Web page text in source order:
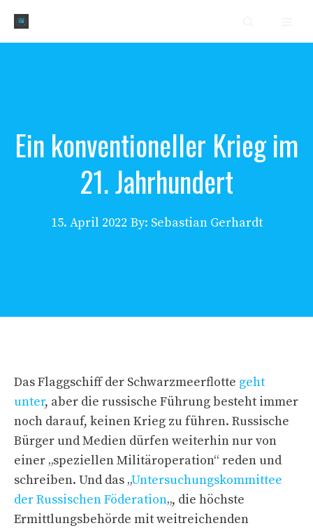
Inhalt
springen
Ein konventioneller Krieg im
21. Jahrhundert
15. April 2022 By: Sebastian Gerhardt
Das Flaggschiff der Schwarzmeerflotte geht
unter, aber die russische Führung besteht immer
noch darauf, keinen Krieg zu führen. Russische
Bürger und Medien dürfen weiterhin nur von
einer „speziellen Militäroperation“ reden und
schreiben. Und das „Untersuchungskommittee
der Russischen Föderation„, die höchste
Ermittlungsbehörde mit weitreichenden